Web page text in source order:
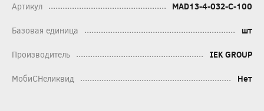
Артикул MAD13-4-032-C-100
Базовая единица шт
Производитель IEK GROUP
МобиСНеликвид Нет